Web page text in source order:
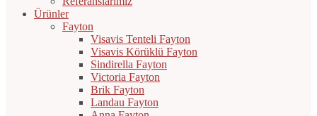
Ürünler
Fayton
Visavis Tenteli Fayton
Visavis Körüklü Fayton
Sindirella Fayton
Victoria Fayton
Brik Fayton
Landau Fayton